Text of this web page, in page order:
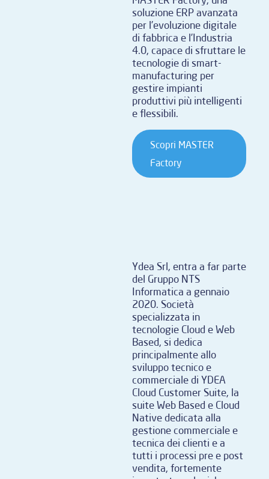
soluzione ERP avanzata
per l’evoluzione digitale
di fabbrica e l’Industria
4.0, capace di sfruttare le
tecnologie di smart-
manufacturing per
gestire impianti
produttivi più intelligenti
e flessibili.
Scopri MASTER
Factory
Ydea Srl, entra a far parte
del Gruppo NTS
Informatica a gennaio
2020. Società
specializzata in
tecnologie Cloud e Web
Based, si dedica
principalmente allo
sviluppo tecnico e
commerciale di YDEA
Cloud Customer Suite, la
suite Web Based e Cloud
Native dedicata alla
gestione commerciale e
tecnica dei clienti e a
tutti i processi pre e post
vendita, fortemente